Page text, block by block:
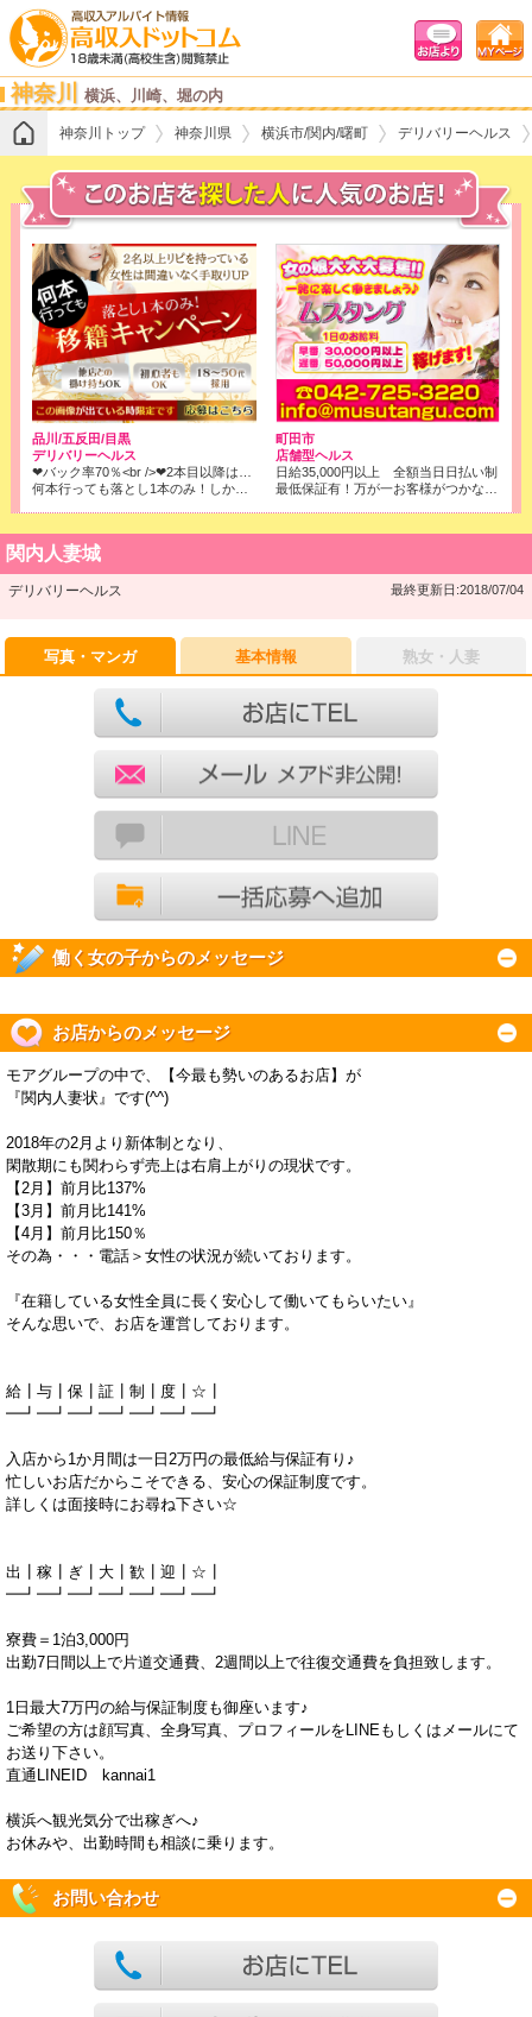
神奈川 横浜、川崎、堀の内
神奈川トップ 神奈川県 横浜市/関内/曙町 デリバリーヘルス
品川/五反田/目黒
デリバリーヘルス
町田市
店舗型ヘルス
日給35,000円以上 全額当日日払い制
関内人妻城
デリバリーヘルス 最終更新日:2018/07/04
写真・マンガ 基本情報 熟女・人妻
働く女の子からのメッセージ
お店からのメッセージ
モアグループの中で、【今最も勢いのあるお店】が
『関内人妻状』です(^^)
2018年の2月より新体制となり、
閑散期にも関わらず売上は右肩上がりの現状です。
【2月】前月比137%
【3月】前月比141%
【4月】前月比150％
その為・・・電話＞女性の状況が続いております。
『在籍している女性全員に長く安心して働いてもらいたい』
そんな思いで、お店を運営しております。
給┃与┃保┃証┃制┃度┃☆┃
━┛━┛━┛━┛━┛━┛━┛
入店から1か月間は一日2万円の最低給与保証有り♪
忙しいお店だからこそできる、安心の保証制度です。
詳しくは面接時にお尋ね下さい☆
出┃稼┃ぎ┃大┃歓┃迎┃☆┃
━┛━┛━┛━┛━┛━┛━┛
寮費＝1泊3,000円
出勤7日間以上で片道交通費、2週間以上で往復交通費を負担致します。
1日最大7万円の給与保証制度も御座います♪
ご希望の方は顔写真、全身写真、プロフィールをLINEもしくはメールにて
お送り下さい。
直通LINEID kannai1
横浜へ観光気分で出稼ぎへ♪
お休みや、出勤時間も相談に乗ります。
お問い合わせ